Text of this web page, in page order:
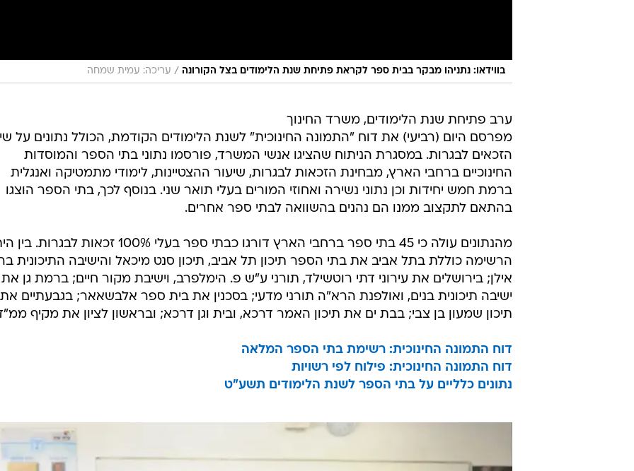
בווידאו: נתניהו מבקר בבית ספר לקראת פתיחת שנת הלימודים בצל הקורונה / עריכה: עמית שמחה
ערב פתיחת שנת הלימודים, משרד החינוך
מפרסם היום (רביעי) את דוח "התמונה החינוכית" לשנת הלימודים הקודמת, הכולל נתונים על
הזכאים לבגרות. במסגרת הניתוח שהציגו אנשי המשרד, פורסמו נתוני בתי הספר והמוסדות
החינוכיים ברחבי הארץ, מבחינת הזכאות לבגרות, שיעור ההצטיינות, לימודי מתמטיקה ואנגלית
ברמת חמש יחידות וכן נתוני נשירה ואחוזי המורים בעלי תואר שני. בנוסף לכך, בתי הספר הוצגו
בהתאם לתקצוב ממנו הם נהנים בהשוואה לבתי ספר אחרים.
מהנתונים עולה כי 45 בתי ספר ברחבי הארץ דורגו כבתי ספר בעלי 100% זכאות
הרשימה כוללת בתל אביב את בתי הספר תיכון תל אביב, תיכון סנט מיכאל והישיבה התיכונית
אילן; בירושלים את עירוני דתי רוטשילד, תורני ע"ש פ. הימלפרב, וישיבת מקור חיים; ברמת גן את
ישיבה תיכונית בנים, ואולפנת הרא"ה תורני מדעי; בסכנין את בית ספר אלבשאאר; בגבעתיים את
תיכון שמעון בן צבי; בבת ים את תיכון האמר דרכא, ובית וגן דרכא; ובראשון לציון את מקיף
דוח התמונה החינוכית: רשימת בתי הספר המלאה
דוח התמונה החינוכית: פילוח לפי רשויות
נתונים כלליים על בתי הספר לשנת הלימודים תשע"ט